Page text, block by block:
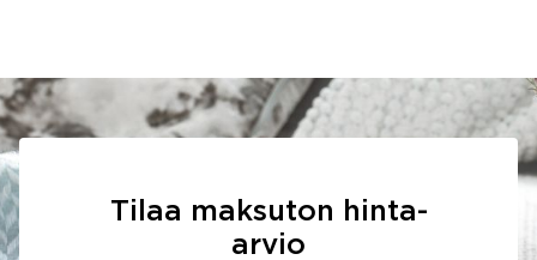
Tilaa maksuton hinta-
arvio